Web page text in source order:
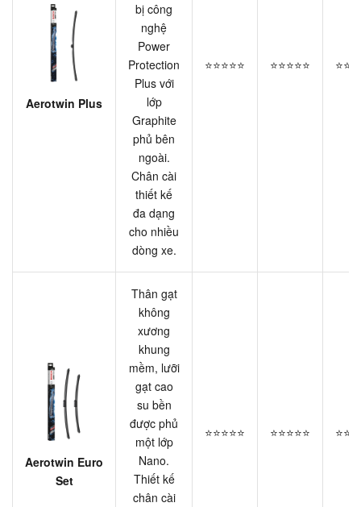
Aerotwin Plus
bị công
nghệ
Power
Protection
Plus với
lớp
Graphite
phủ bên
ngoài.
Chân cài
thiết kế
đa dạng
cho nhiều
dòng xe.
⭐⭐⭐⭐⭐ ⭐⭐⭐⭐⭐
Aerotwin Euro
Set
Thân gạt
không
xương
khung
mềm, lưỡi
gạt cao
su bền
được phủ
một lớp
Nano.
Thiết kế
chân cài
⭐⭐⭐⭐⭐ ⭐⭐⭐⭐⭐